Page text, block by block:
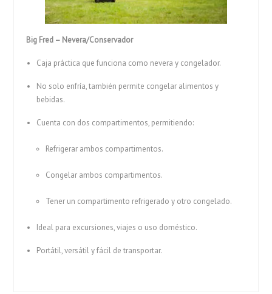
Big Fred – Nevera/Conservador
Caja práctica que funciona como nevera y congelador.
No solo enfría, también permite congelar alimentos y
bebidas.
Cuenta con dos compartimentos, permitiendo:
Refrigerar ambos compartimentos.
Congelar ambos compartimentos.
Tener un compartimento refrigerado y otro congelado.
Ideal para excursiones, viajes o uso doméstico.
Portátil, versátil y fácil de transportar.